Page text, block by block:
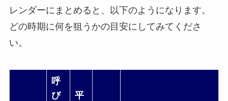
レンダーにまとめると、以下のようになります。
どの時期に何を狙うかの目安にしてみてくださ
い。
呼
び
平